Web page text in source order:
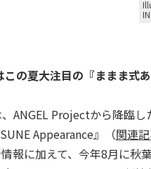
の夏大注目の『ままま式あ
ANGEL Projectから降臨
Appearance』（関連
報に加えて、今年8月に秋